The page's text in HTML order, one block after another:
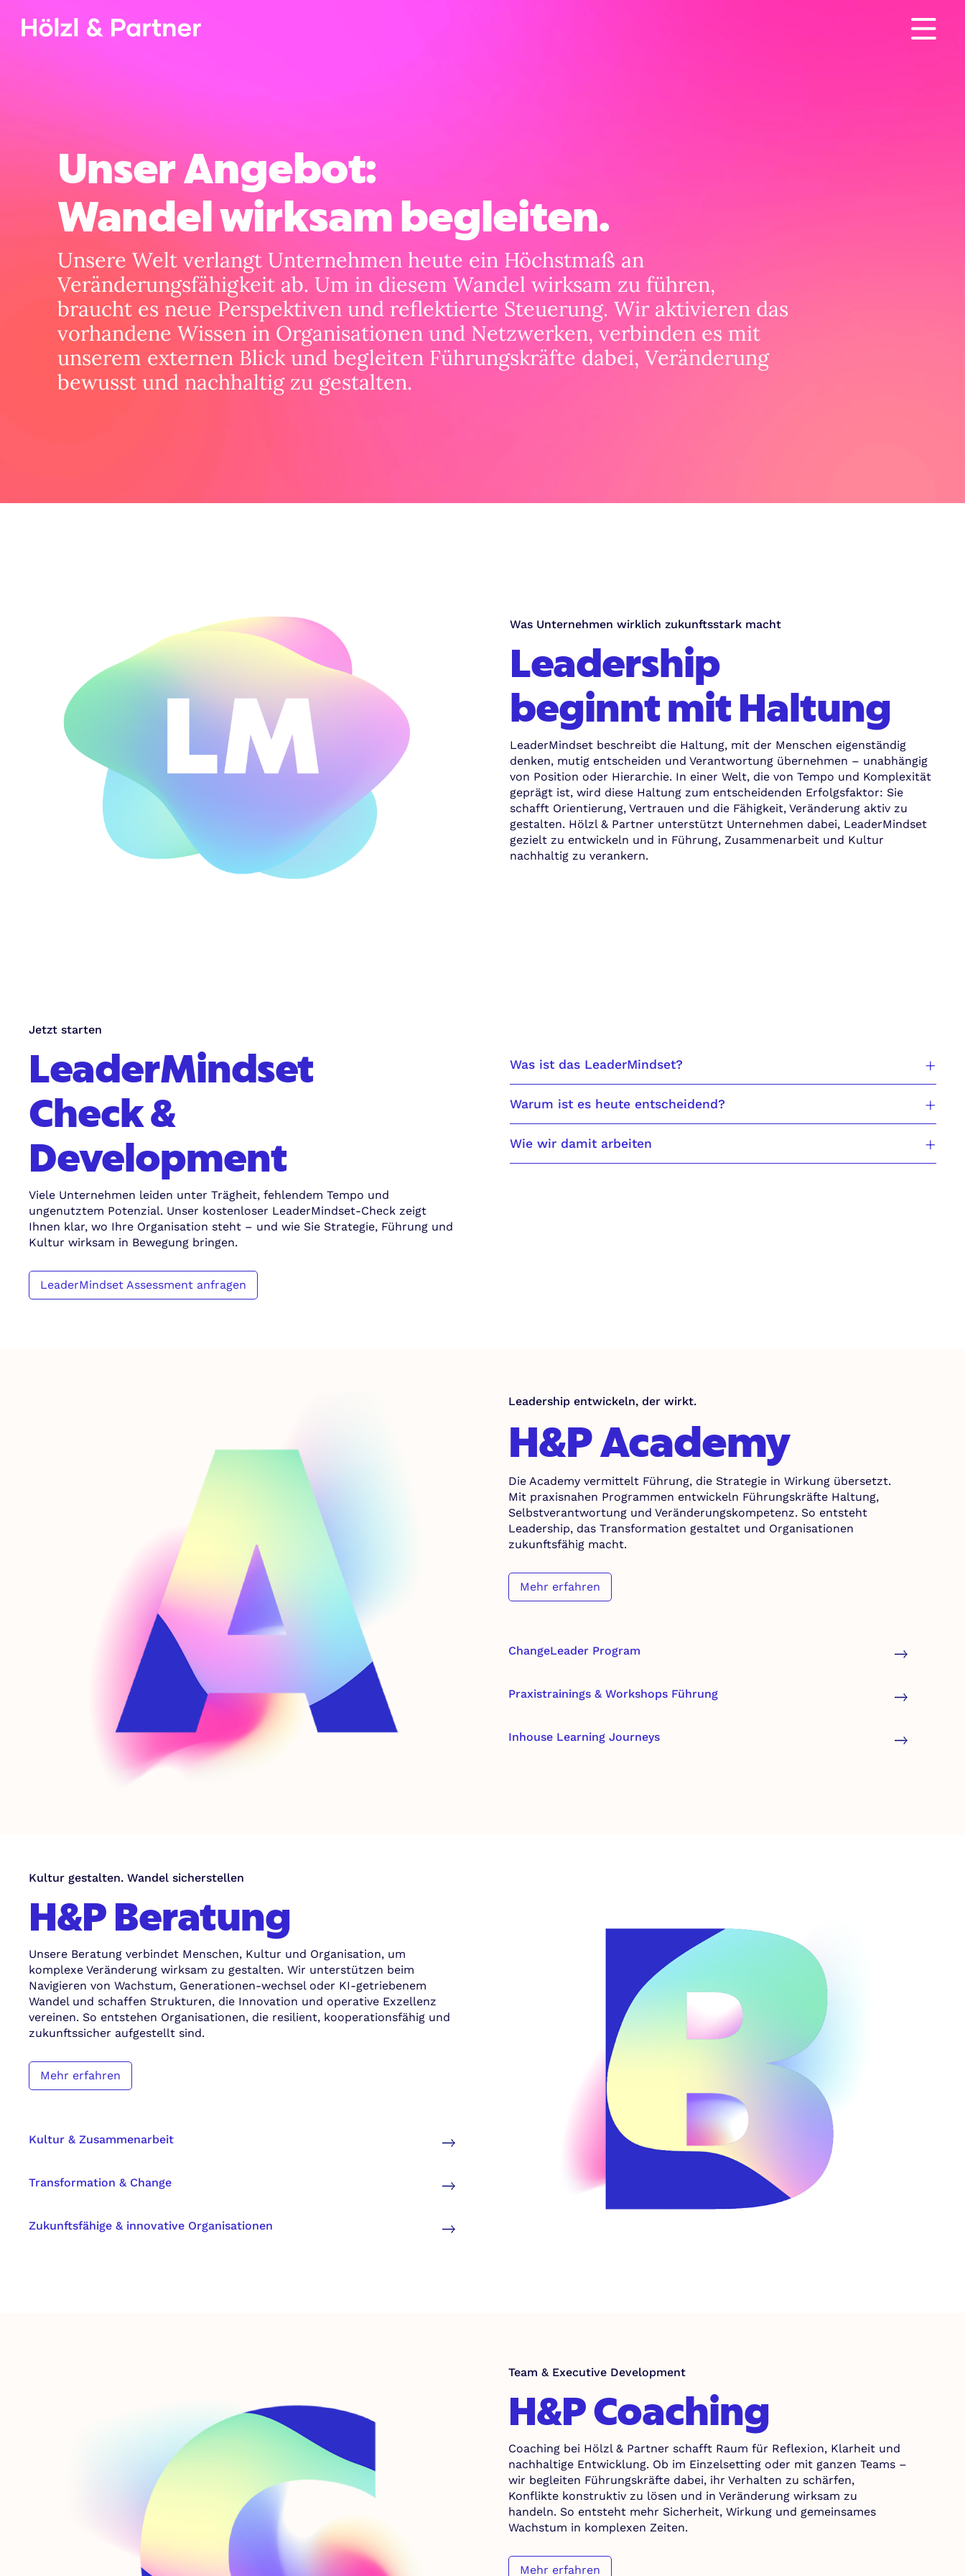
Unser Angebot:
Wandel wirksam begleiten.
Unsere Welt verlangt Unternehmen heute ein Höchstmaß an
Veränderungsfähigkeit ab. Um in diesem Wandel wirksam zu führen,
braucht es neue Perspektiven und reflektierte Steuerung. Wir aktivieren das
vorhandene Wissen in Organisationen und Netzwerken, verbinden es mit
unserem externen Blick und begleiten Führungskräfte dabei, Veränderung
bewusst und nachhaltig zu gestalten.
Was Unternehmen wirklich zukunftsstark macht
Leadership
beginnt mit Haltung
LeaderMindset beschreibt die Haltung, mit der Menschen eigenständig
denken, mutig entscheiden und Verantwortung übernehmen – unabhängig
von Position oder Hierarchie. In einer Welt, die von Tempo und Komplexität
geprägt ist, wird diese Haltung zum entscheidenden Erfolgsfaktor: Sie
schafft Orientierung, Vertrauen und die Fähigkeit, Veränderung aktiv zu
gestalten. Hölzl & Partner unterstützt Unternehmen dabei, LeaderMindset
gezielt zu entwickeln und in Führung, Zusammenarbeit und Kultur
nachhaltig zu verankern.
Jetzt starten
LeaderMindset
Check &
Development
Viele Unternehmen leiden unter Trägheit, fehlendem Tempo und
ungenutztem Potenzial. Unser kostenloser LeaderMindset-Check zeigt
Ihnen klar, wo Ihre Organisation steht – und wie Sie Strategie, Führung und
Kultur wirksam in Bewegung bringen.
LeaderMindset Assessment anfragen
Was ist das LeaderMindset?
Warum ist es heute entscheidend?
Wie wir damit arbeiten
Leadership entwickeln, der wirkt.
H&P Academy
Die Academy vermittelt Führung, die Strategie in Wirkung übersetzt.
Mit praxisnahen Programmen entwickeln Führungskräfte Haltung,
Selbstverantwortung und Veränderungskompetenz. So entsteht
Leadership, das Transformation gestaltet und Organisationen
zukunftsfähig macht.
Mehr erfahren
ChangeLeader Program
Praxistrainings & Workshops Führung
Inhouse Learning Journeys
Kultur gestalten. Wandel sicherstellen
H&P Beratung
Unsere Beratung verbindet Menschen, Kultur und Organisation, um
komplexe Veränderung wirksam zu gestalten. Wir unterstützen beim
Navigieren von Wachstum, Generationen-wechsel oder KI-getriebenem
Wandel und schaffen Strukturen, die Innovation und operative Exzellenz
vereinen. So entstehen Organisationen, die resilient, kooperationsfähig und
zukunftssicher aufgestellt sind.
Mehr erfahren
Kultur & Zusammenarbeit
Transformation & Change
Zukunftsfähige & innovative Organisationen
Team & Executive Development
H&P Coaching
Coaching bei Hölzl & Partner schafft Raum für Reflexion, Klarheit und
nachhaltige Entwicklung. Ob im Einzelsetting oder mit ganzen Teams –
wir begleiten Führungskräfte dabei, ihr Verhalten zu schärfen,
Konflikte konstruktiv zu lösen und in Veränderung wirksam zu
handeln. So entsteht mehr Sicherheit, Wirkung und gemeinsames
Wachstum in komplexen Zeiten.
Mehr erfahren